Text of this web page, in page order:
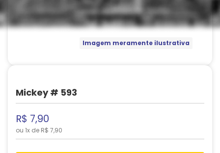
Imagem meramente ilustrativa
Mickey # 593
R$ 7,90
ou 1x de R$ 7,90